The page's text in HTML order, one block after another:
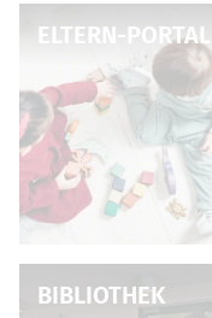
ELTERN-PORTAL
BIBLIOTHEK